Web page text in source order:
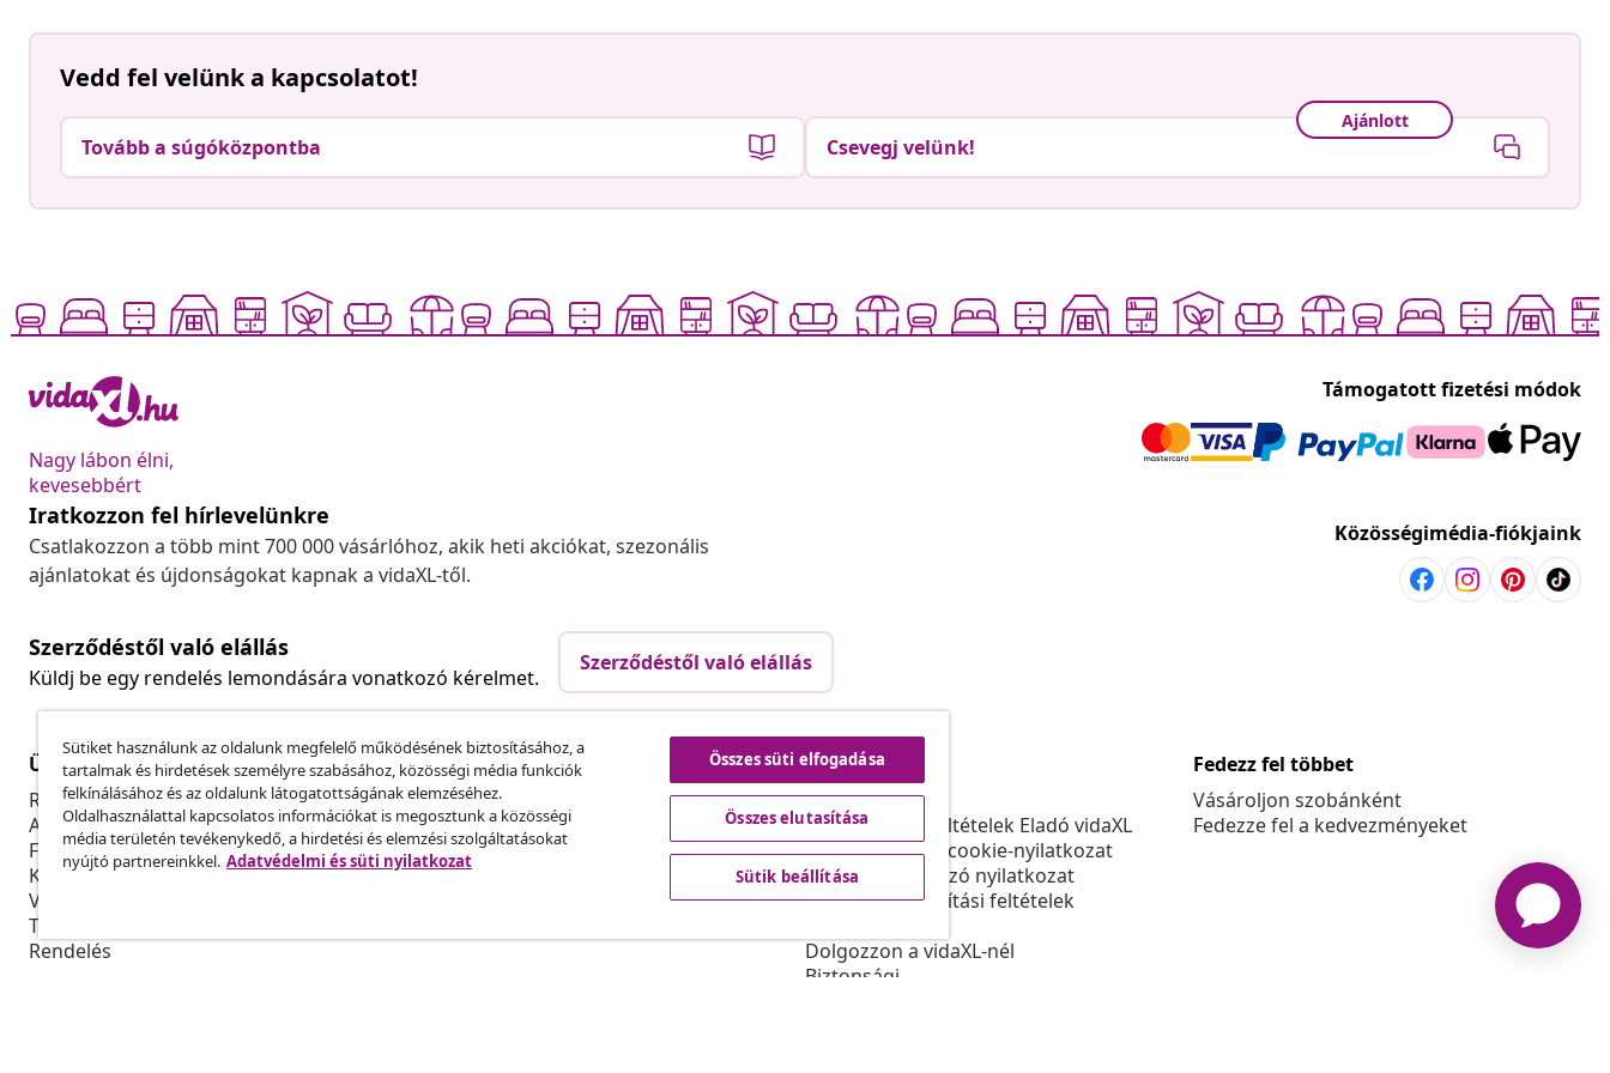
Vedd fel velünk a kapcsolatot!
Tovább a súgóközpontba
Ajánlott
Csevegj velünk!
Nagy lábon élni,
kevesebbért
Támogatott fizetési módok
Iratkozzon fel hírlevelünkre
Csatlakozzon a több mint 700 000 vásárlóhoz, akik heti akciókat, szezonális
ajánlatokat és újdonságokat kapnak a vidaXL-től.
Közösségimédia-fiókjaink
Szerződéstől való elállás
Küldj be egy rendelés lemondására vonatkozó kérelmet.
Szerződéstől való elállás
Ügyfélszolgálat
Rendelés nyomon követése
A fiókom
Fizetés
Küldés és kiszállítás
Visszaküldés
Termék információ
Rendelés
Üzlet
Partnerprogram
Gyártás a vidaXL-nek
Marketing-együttműködések
vidaXL
A vidaXL-ről
Felhasználási feltételek Eladó vidaXL
Adatvédelmi és cookie-nyilatkozat
Sütikre vonatkozó nyilatkozat
Elsőbbségi szállítási feltételek
Dolgozzon a vidaXL-nél
Biztonsági
Fedezz fel többet
Vásároljon szobánként
Fedezze fel a kedvezményeket
Sütiket használunk az oldalunk megfelelő működésének biztosításához, a
tartalmak és hirdetések személyre szabásához, közösségi média funkciók
felkínálásához és az oldalunk látogatottságának elemzéséhez.
Oldalhasználattal kapcsolatos információkat is megosztunk a közösségi
média területén tevékenykedő, a hirdetési és elemzési szolgáltatásokat
nyújtó partnereinkkel. Adatvédelmi és süti nyilatkozat
Összes süti elfogadása
Összes elutasítása
Sütik beállítása